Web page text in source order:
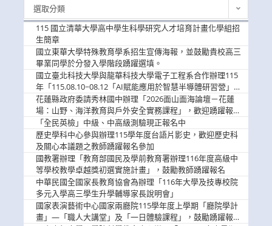
選取分類
115 國立清華大學高中學生科學研究人才培育計畫化學組招
生簡章
國立東華大學特殊教育學系招生宣傳海報，並鼓勵貴校高三
畢業同學於分發入學階段踴躍選填。
國立臺北科技大學與龍華科技大學電子工程系合作辦理115
年「115.08.10~08.12「AI賦能應用於智慧半導體研習營」，
歡迎學生踴躍報名參加
花蓮縣政府委請秀林國中辦理「2026面山面海論壇－花蓮
場：山野、海洋教育與戶外安全實務課程」，歡迎踴躍報名
參加
「全民英檢」中級、中高級測驗現正報名中
歷史學科中心參與辦理115學年度台語片影史，歡迎歷史科
及關心本議題之教師踴躍報名參加
國教署辦理「教育部國民及學前教育署辦理116年度高級中
等學校教學卓越獎初選實施計畫」，鼓勵教師踴躍報名
中華民國全國家長教育協會為辦理「116年大學及技專校院
多元入學高三學生升學輔導家長說明會」
國家表演藝術中心國家兩廳院115學年度上學期「廳院學計
畫」—「職人大講堂」及「一日體驗課程」，鼓勵踴躍報名